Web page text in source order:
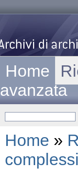
Home
avanzata
Home »